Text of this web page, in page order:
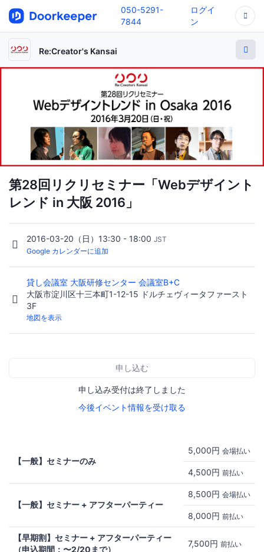
050-5291-
7844
ログイ
ン
Re:Creator's Kansai
第28回リクリセミナー「Webデザイント
レンド in 大阪 2016」
2016-03-20（日）13:30 - 18:00 JST
Google カレンダーに追加
貸し会議室 大阪研修センター 会議室B+C
大阪市淀川区十三本町1-12-15 ドルチェヴィータファースト
3F
地図を表示
申し込む
申し込み受付は終了しました
今後イベント情報を受け取る
【一般】セミナーのみ
5,000円 会場払い
4,500円 前払い
【一般】セミナー + アフターパーティー
8,500円 会場払い
8,000円 前払い
【早期割】セミナー + アフターパーティー
（申込期間：〜2/20まで）
7,500円 前払い